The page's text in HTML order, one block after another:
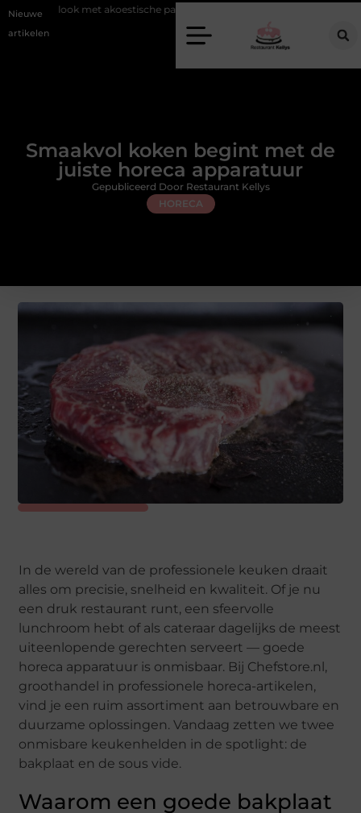
Nieuwe
artikelen
panelen Aziatisch restaurant Rotterdam: ontdek de
Smaakvol koken begint met de
juiste horeca apparatuur
HORECA
Gepubliceerd Door Restaurant Kellys
In de wereld van de professionele keuken draait
alles om precisie, snelheid en kwaliteit. Of je nu
een druk restaurant runt, een sfeervolle
lunchroom hebt of als cateraar dagelijks de meest
uiteenlopende gerechten serveert — goede
horeca apparatuur is onmisbaar. Bij Chefstore.nl,
groothandel in professionele horeca-artikelen,
vind je een ruim assortiment aan betrouwbare en
duurzame oplossingen. Vandaag zetten we twee
onmisbare keukenhelden in de spotlight: de
bakplaat en de sous vide.
Waarom een goede bakplaat